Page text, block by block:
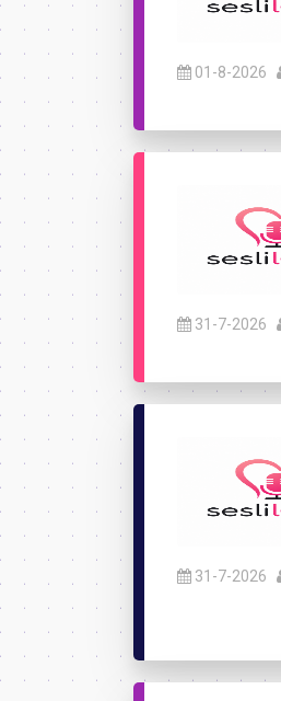
01-8-2026
31-7-2026
31-7-2026